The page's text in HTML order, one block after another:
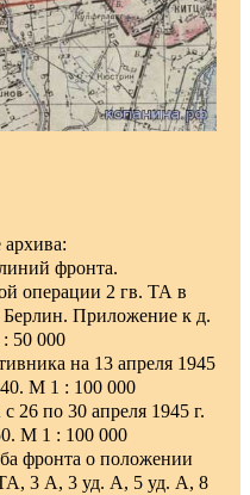
фронта.
операции 2 гв. ТА в
Берлин. Приложение к д.
50 000
на 13 апреля 1945
М 1 : 100 000
26 по 30 апреля 1945 г.
М 1 : 100 000
фронта о положении
3 А, 3 уд. А, 5 уд. А, 8